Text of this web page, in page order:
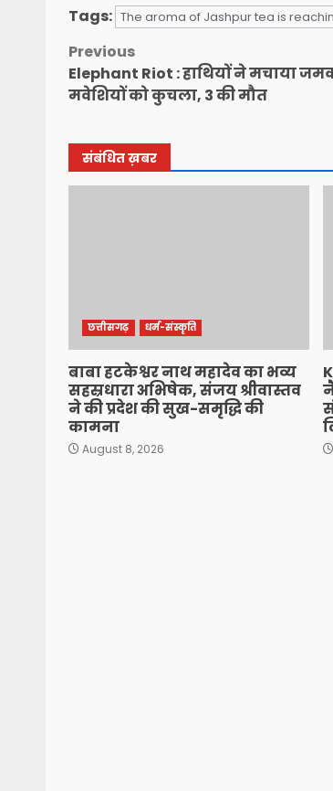
Tags: The aroma of Jashpur tea is
Post
navigation
Previous
Elephant Riot : हाथियों ने मचाया
मवेशियों को कुचला, 3 की मौत
संबंधित ख़बर
छत्तीसगढ़ धर्म-संस्कृति
बाबा हटकेश्वर नाथ महादेव का भव्य
सहस्रधारा अभिषेक, संजय श्रीवास्तव
ने की प्रदेश की सुख-समृद्धि की
कामना
August 8, 2026